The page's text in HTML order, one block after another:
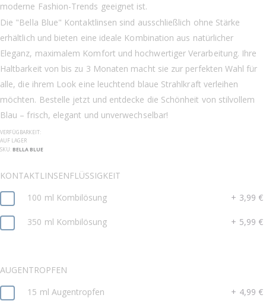
moderne Fashion-Trends geeignet ist.
Die "Bella Blue" Kontaktlinsen sind ausschließlich ohne Stärke
erhältlich und bieten eine ideale Kombination aus natürlicher
Eleganz, maximalem Komfort und hochwertiger Verarbeitung. Ihre
Haltbarkeit von bis zu 3 Monaten macht sie zur perfekten Wahl für
alle, die ihrem Look eine leuchtend blaue Strahlkraft verleihen
möchten. Bestelle jetzt und entdecke die Schönheit von stilvollem
Blau – frisch, elegant und unverwechselbar!
VERFÜGBARKEIT:
AUF LAGER
SKU BELLA BLUE
KONTAKTLINSENFLÜSSIGKEIT
100 ml Kombilösung
+ 3,99 €
350 ml Kombilösung + 5,99 €
AUGENTROPFEN
15 ml Augentropfen
+ 4,99 €